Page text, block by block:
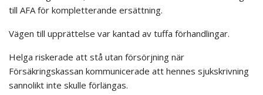
till AFA för kompletterande ersättning.
Vägen till upprättelse var kantad av tuffa förhandlingar.
Helga riskerade att stå utan försörjning när
Försäkringskassan kommunicerade att hennes sjukskrivning
sannolikt inte skulle förlängas.